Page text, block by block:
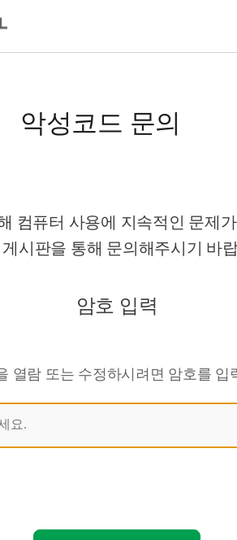
악성코드 문의
컴퓨터 사용에 지속적인 문제가
시판을 통해 문의해주시기 바랍
암호 입력
람 또는 수정하시려면 암호를 입력